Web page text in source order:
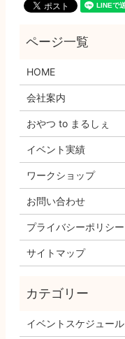
HOME
会社案内
おやつ to まるしぇ
イベント実績
ワークショップ
お問い合わせ
プライバシーポリシー
サイトマップ
イベントスケジュール